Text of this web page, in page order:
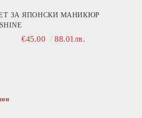
ЗА ЯПОНСКИ МАНИКЮР
€45.00 88.01лв.